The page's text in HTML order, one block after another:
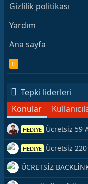
Gizlilik politikası
Yardım
Ana sayfa
S
Tepki liderleri
Konular
HEDİYE Ücretsiz 59
Kaynağı Veriyorum.
HEDİYE Ücretsiz
Veriyorum
ÜCRETSİZ
Hemen Yetiş!